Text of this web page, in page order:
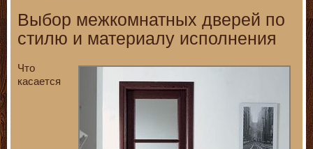
Выбор межкомнатных дверей по
стилю и материалу исполнения
Что
касается